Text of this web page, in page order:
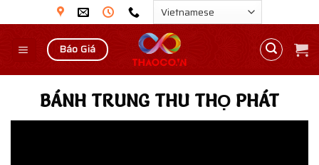
to
content
Báo Giá
BÁNH TRUNG THU THỌ PHÁT